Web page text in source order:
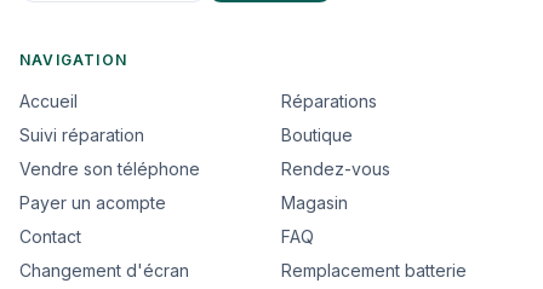
NAVIGATION
Accueil
Réparations
Suivi réparation
Boutique
Vendre son téléphone
Rendez-vous
Payer un acompte
Magasin
Contact
FAQ
Changement d'écran
Remplacement batterie